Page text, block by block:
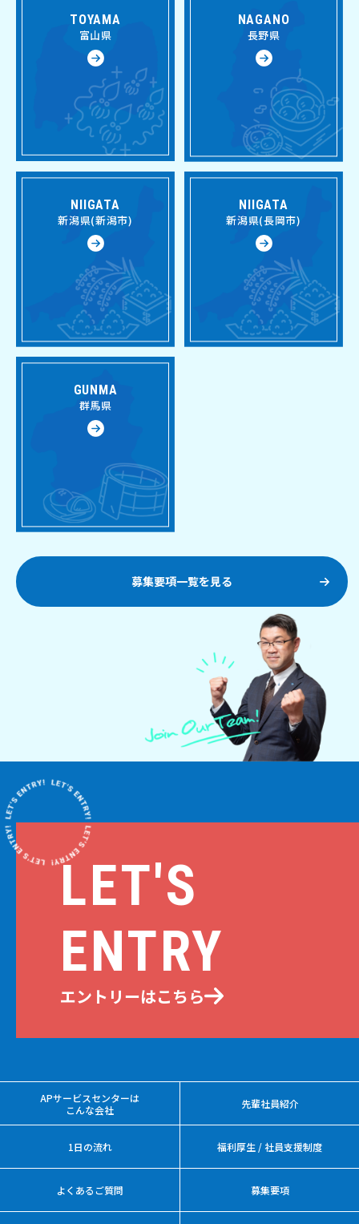
TOYAMA
富山県
NAGANO
長野県
NIIGATA
新潟県(新潟市)
NIIGATA
新潟県(長岡市)
GUNMA
群馬県
募集要項一覧を見る
LET'S
ENTRY
エントリーはこちら
APサービスセンターは
こんな会社
先輩社員紹介
1日の流れ 福利厚生 / 社員支援制度
よくあるご質問 募集要項